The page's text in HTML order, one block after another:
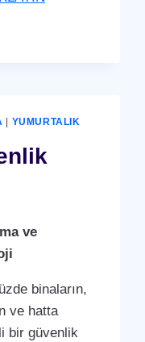
YUMURTALIK
ve
binaların,
ve hatta
bir güvenlik